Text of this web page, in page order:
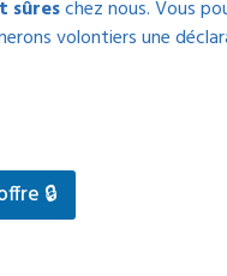
sûreschez nous. Vous
volontiers une
🔒